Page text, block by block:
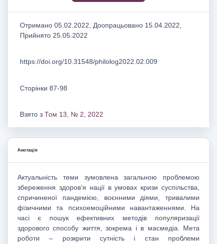
Отримано 05.02.2022, Доопрацьовано 15.04.2022,
Прийнято 25.05.2022
https://doi.org/10.31548/philolog2022.02.009
Сторінки 87-98
Взято з Том 13, № 2, 2022
Анотація
Актуальність теми зумовлена загальною проблемою
збереження здоров’я нації в умовах кризи суспільства,
спричиненої пандемією, воєнними діями, тривалими
фізичними та психоемоційними навантаженнями. На
часі є пошук ефективних методів популяризації
здорового способу життя, зокрема і в масмедіа. Мета
роботи – розкрити сутність і стан проблеми